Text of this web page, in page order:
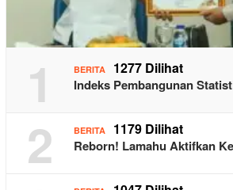
1 BERITA 1277 Dilihat
Indeks Pembangunan
2 BERITA 1179 Dilihat
Reborn! Lamahu Aktifkan